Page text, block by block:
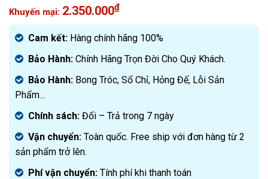
Giá
gốc
là:
4.000.000₫.
2.350.000₫
Giá
hiện
tại
là:
2.350.000₫.
Cam kết: Hàng chính hãng 100%
Bảo Hành: Chính Hãng Trọn Đời Cho Quý Khách.
Bảo Hành: Bong Tróc, Sổ Chỉ, Hỏng Đế, Lỗi Sản
Phẩm…
Chính sách: Đổi – Trả trong 7 ngày
Vận chuyển: Toàn quốc. Free ship với đơn hàng từ 2
sản phẩm trở lên.
Phí vận chuyển: Tính phí khi thanh toán